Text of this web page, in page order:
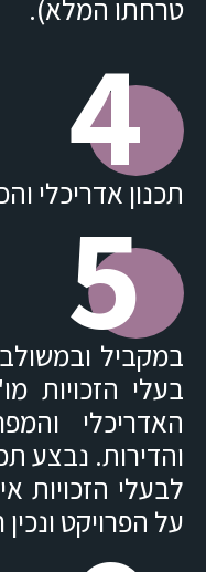
טרחתו המלא).
4
תכנון אדריכלי
5
במקביל
בעלי הזכויות
האדריכלי
והדירות. נבצע
לבעלי הזכויות
על הפרויקט